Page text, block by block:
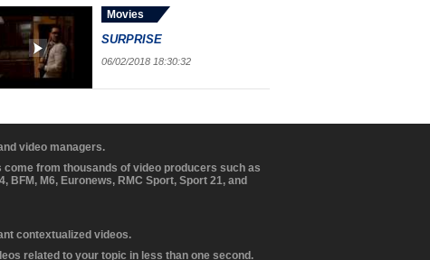
Movies
SURPRISE
06/02/2018 18:30:32
video managers.
from thousands of video producers such as
BFM, M6, Euronews, RMC Sport, Sport 21, and
contextualized videos.
related to your topic in less than one second.